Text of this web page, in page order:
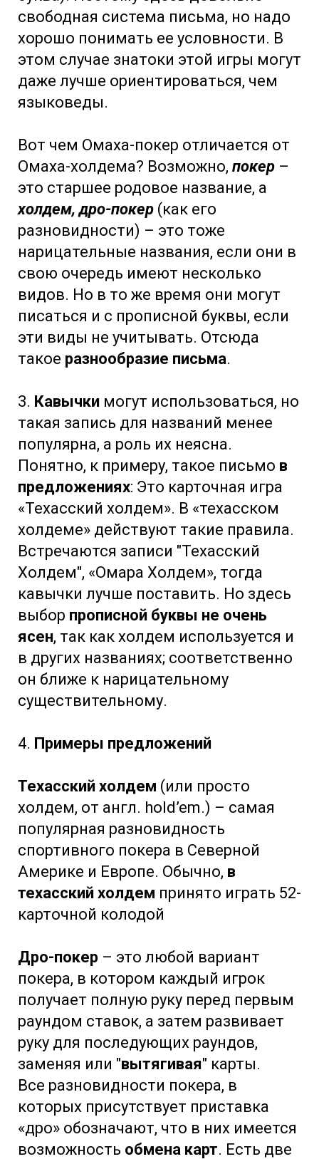
свободная система письма, но надо
хорошо понимать ее условности. В
этом случае знатоки этой игры могут
даже лучше ориентироваться, чем
языковеды.
Вот чем Омаха-покер отличается от
Омаха-холдема? Возможно, покер –
это старшее родовое название, а
холдем, дро-покер (как его
разновидности) – это тоже
нарицательные названия, если они в
свою очередь имеют несколько
видов. Но в то же время они могут
писаться и с прописной буквы, если
эти виды не учитывать. Отсюда
такое разнообразие письма.
3. Кавычки могут использоваться, но
такая запись для названий менее
популярна, а роль их неясна.
Понятно, к примеру, такое письмо в
предложениях: Это карточная игра
«Техасский холдем». В «техасском
холдеме» действуют такие правила.
Встречаются записи "Техасский
Холдем", «Омара Холдем», тогда
кавычки лучше поставить. Но здесь
выбор прописной буквы не очень
ясен, так как холдем используется и
в других названиях; соответственно
он ближе к нарицательному
существительному.
4. Примеры предложений
Техасский холдем (или просто
холдем, от англ. hold’em.) – самая
популярная разновидность
спортивного покера в Северной
Америке и Европе. Обычно, в
техасский холдем принято играть 52-
карточной колодой
Дро-покер – это любой вариант
покера, в котором каждый игрок
получает полную руку перед первым
раундом ставок, а затем развивает
руку для последующих раундов,
заменяя или "вытягивая" карты.
Все разновидности покера, в
которых присутствует приставка
«дро» обозначают, что в них имеется
возможность обмена карт. Есть две